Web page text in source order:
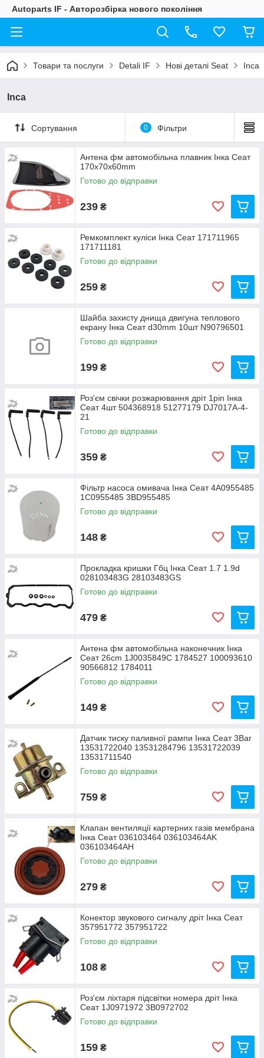
Autoparts IF - Авторозбірка нового покоління
Товари та послуги Detali IF Нові деталі Seat Inca
Inca
Сортування 0 Фільтри
Антена фм автомобільна плавник Інка Сеат
170х70х60mm
Готово до відправки
239 ₴
Ремкомплект куліси Інка Сеат 171711965
171711181
Готово до відправки
259 ₴
Шайба захисту днища двигуна теплового
екрану Інка Сеат d30mm 10шт N90796501
Готово до відправки
199 ₴
Роз'єм свічки розжарювання дріт 1pin Інка
Сеат 4шт 504368918 51277179 DJ7017A-4-
21
Готово до відправки
359 ₴
Фільтр насоса омивача Інка Сеат 4A0955485
1C0955485 3BD955485
Готово до відправки
148 ₴
Прокладка кришки Гбц Інка Сеат 1.7 1.9d
028103483G 28103483GS
Готово до відправки
479 ₴
Антена фм автомобільна наконечник Інка
Сеат 26cm 1J0035849C 1784527 100093610
90566812 1784011
Готово до відправки
149 ₴
Датчик тиску паливної рампи Інка Сеат 3Bar
13531722040 13531284796 13531722039
13531711540
Готово до відправки
759 ₴
Клапан вентиляції картерних газів мембрана
Інка Сеат 036103464 036103464AK
036103464AH
Готово до відправки
279 ₴
Конектор звукового сигналу дріт Інка Сеат
357951772 357951722
Готово до відправки
108 ₴
Роз'єм ліхтаря підсвітки номера дріт Інка
Сеат 1J0971972 3B0972702
Готово до відправки
159 ₴